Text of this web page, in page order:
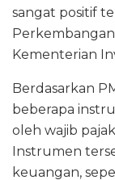
sangat positif
Kementerian
Berdasarkan
beberapa
oleh wajib
Instrumen
keuangan,